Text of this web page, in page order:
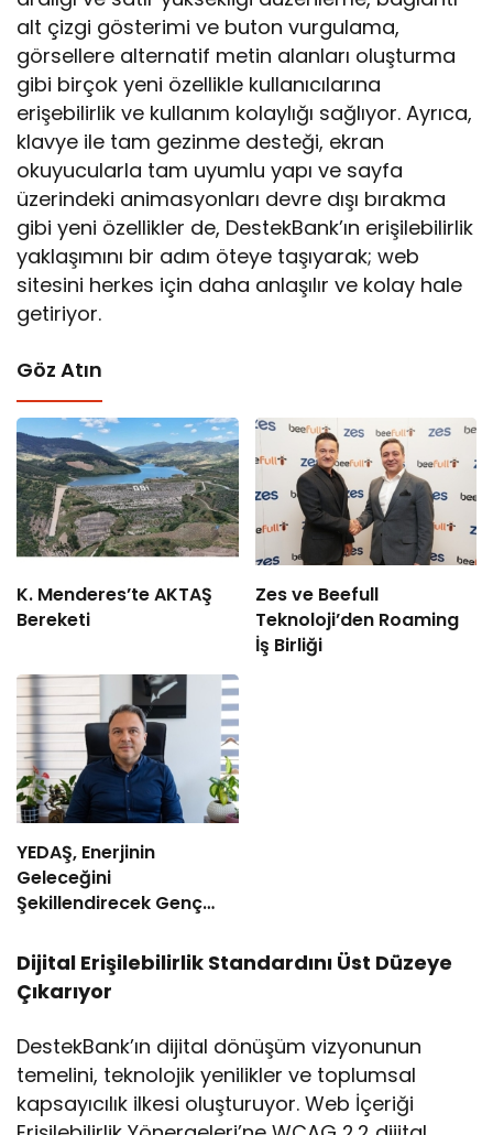
alt çizgi gösterimi ve buton vurgulama,
görsellere alternatif metin alanları oluşturma
gibi birçok yeni özellikle kullanıcılarına
erişebilirlik ve kullanım kolaylığı sağlıyor. Ayrıca,
klavye ile tam gezinme desteği, ekran
okuyucularla tam uyumlu yapı ve sayfa
üzerindeki animasyonları devre dışı bırakma
gibi yeni özellikler de, DestekBank’ın erişilebilirlik
yaklaşımını bir adım öteye taşıyarak; web
sitesini herkes için daha anlaşılır ve kolay hale
getiriyor.
Göz Atın
K. Menderes’te AKTAŞ
Bereketi
Zes ve Beefull
Teknoloji’den Roaming
İş Birliği
YEDAŞ, Enerjinin
Geleceğini
Şekillendirecek Genç
Dijital Erişilebilirlik Standardını Üst Düzeye
Çıkarıyor
DestekBank’ın dijital dönüşüm vizyonunun
temelini, teknolojik yenilikler ve toplumsal
kapsayıcılık ilkesi oluşturuyor. Web İçeriği